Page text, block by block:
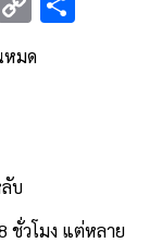
py
หมด
บ
ชั่วโมง แต่หลาย